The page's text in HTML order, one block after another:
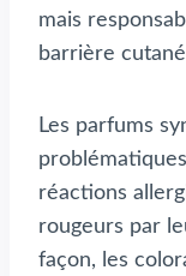
mais
barrière
Les parfums
réactions
rougeurs par
façon, les